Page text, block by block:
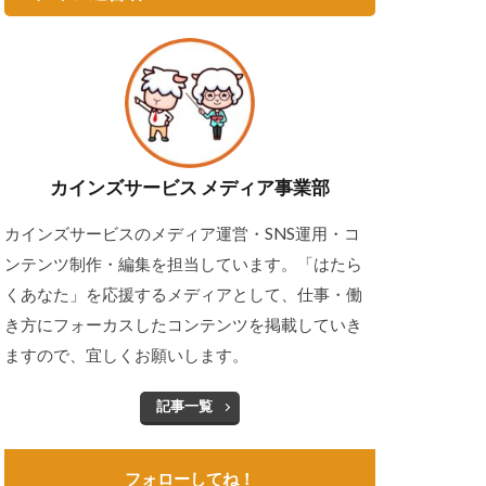
カインズサービス メディア事業部
カインズサービスのメディア運営・SNS運用・コ
ンテンツ制作・編集を担当しています。「はたら
くあなた」を応援するメディアとして、仕事・働
き方にフォーカスしたコンテンツを掲載していき
ますので、宜しくお願いします。
記事一覧
フォローしてね！